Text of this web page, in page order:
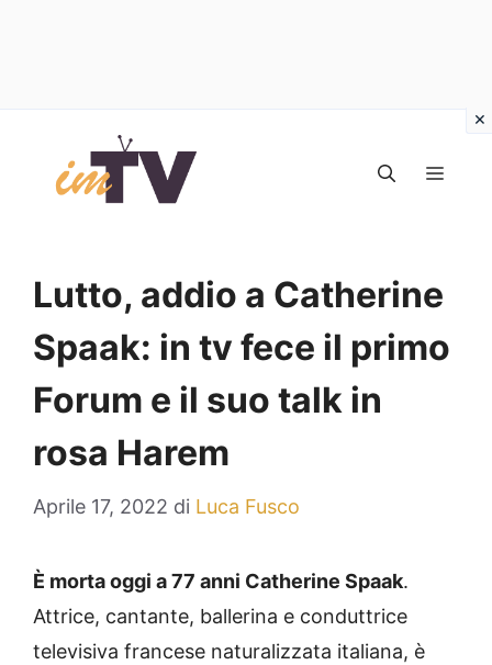
contenuto
Lutto, addio a Catherine
Spaak: in tv fece il primo
Forum e il suo talk in
rosa Harem
Aprile 17, 2022 di Luca Fusco
È morta oggi a 77 anni Catherine Spaak.
Attrice, cantante, ballerina e conduttrice
televisiva francese naturalizzata italiana, è